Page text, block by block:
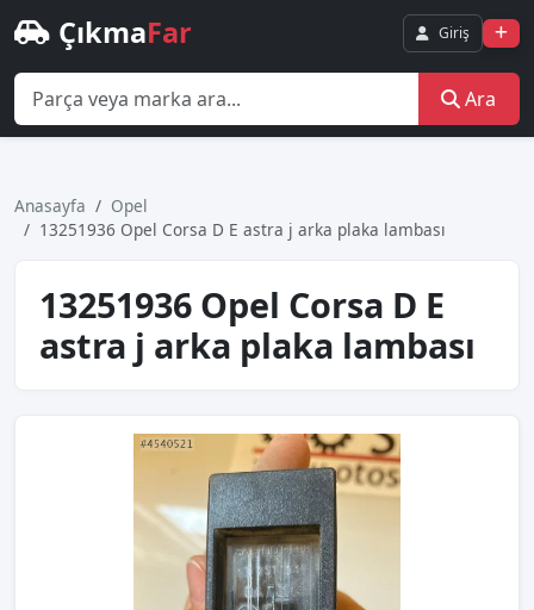
ÇıkmaFar Giriş
Ara
Anasayfa
Opel
13251936 Opel Corsa D E astra j arka plaka lambası
13251936 Opel Corsa D E
astra j arka plaka lambası